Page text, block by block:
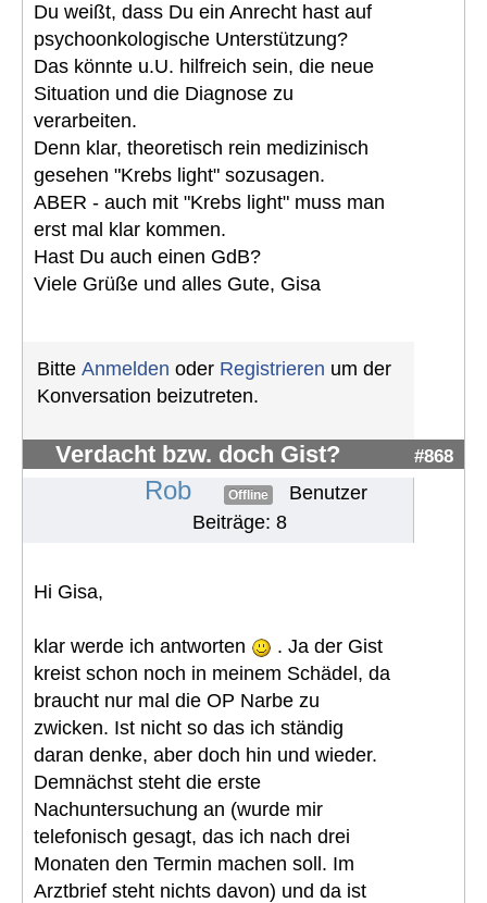
Du weißt, dass Du ein Anrecht hast auf
psychoonkologische Unterstützung?
Das könnte u.U. hilfreich sein, die neue
Situation und die Diagnose zu
verarbeiten.
Denn klar, theoretisch rein medizinisch
gesehen "Krebs light" sozusagen.
ABER - auch mit "Krebs light" muss man
erst mal klar kommen.
Hast Du auch einen GdB?
Viele Grüße und alles Gute, Gisa
Bitte Anmelden oder Registrieren um der
Konversation beizutreten.
Verdacht bzw. doch Gist? #868
Rob Offline
Benutzer
Beiträge: 8
Hi Gisa,
klar werde ich antworten
. Ja der Gist
kreist schon noch in meinem Schädel, da
braucht nur mal die OP Narbe zu
zwicken. Ist nicht so das ich ständig
daran denke, aber doch hin und wieder.
Demnächst steht die erste
Nachuntersuchung an (wurde mir
telefonisch gesagt, das ich nach drei
Monaten den Termin machen soll. Im
Arztbrief steht nichts davon) und da ist